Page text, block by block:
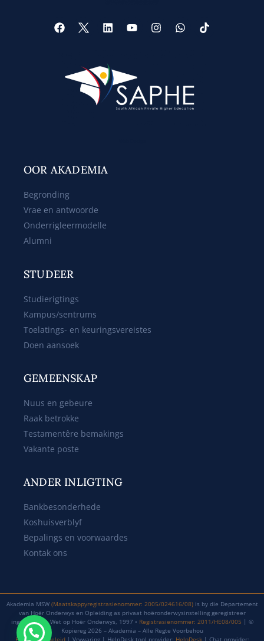
OOR AKADEMIA
Begronding
Vrae en antwoorde
Onderrigleermodelle
Alumni
STUDEER
Studierigtings
Kampus/sentrums
Toelatings- en keuringsvereistes
Doen aansoek
GEMEENSKAP
Nuus en gebeure
Raak betrokke
Testamentêre bemakings
Vakante poste
ANDER INLIGTING
Bankbesonderhede
Koshuisverblyf
Bepalings en voorwaardes
Kontak ons
Akademia MSW (Maatskappyregistrasienommer: 2005/024616/08)is by die Departement
van Hoër Onderwys en Opleiding as privaat hoëronderwysinstelling geregistreer
ingevolge die Wet op Hoër Onderwys, 1997 • Registrasienommer: 2011/HE08/005 | ©
Kopiereg 2026 – Akademia – Alle Regte Voorbehou
Privaatheidbeleid| Vrywaring | HelpDesk tool provider: HelpDesk| Chat provider: